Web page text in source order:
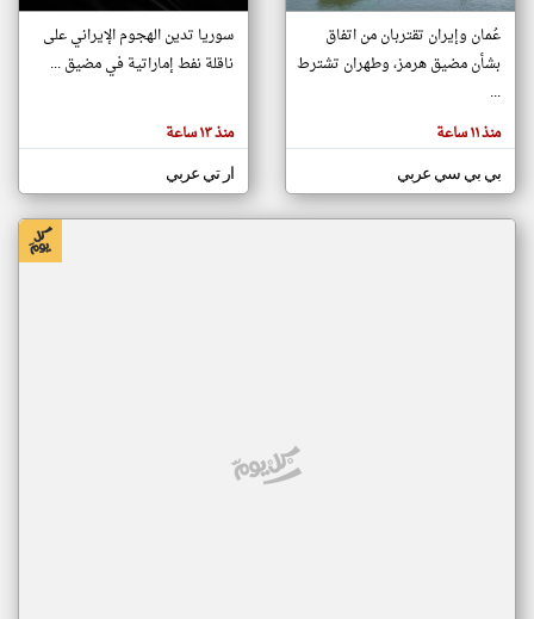
اخبار الإمارات على مدار الساعة
أهم اخبار الإمارات العاجلة والمباشرة
المقالات
الموجوده
هنا عن
كاتبيها.
عُمان وإيران تقتربان من اتفاق
بشأن مضيق هرمز، وطهران تشترط
...
منذ ١١ ساعة
بي بي سي عربي
سوريا تدين الهجوم الإيراني على
ناقلة نفط إماراتية في مضيق ...
منذ ١٣ ساعة
ار تي عربي
klyoum.com